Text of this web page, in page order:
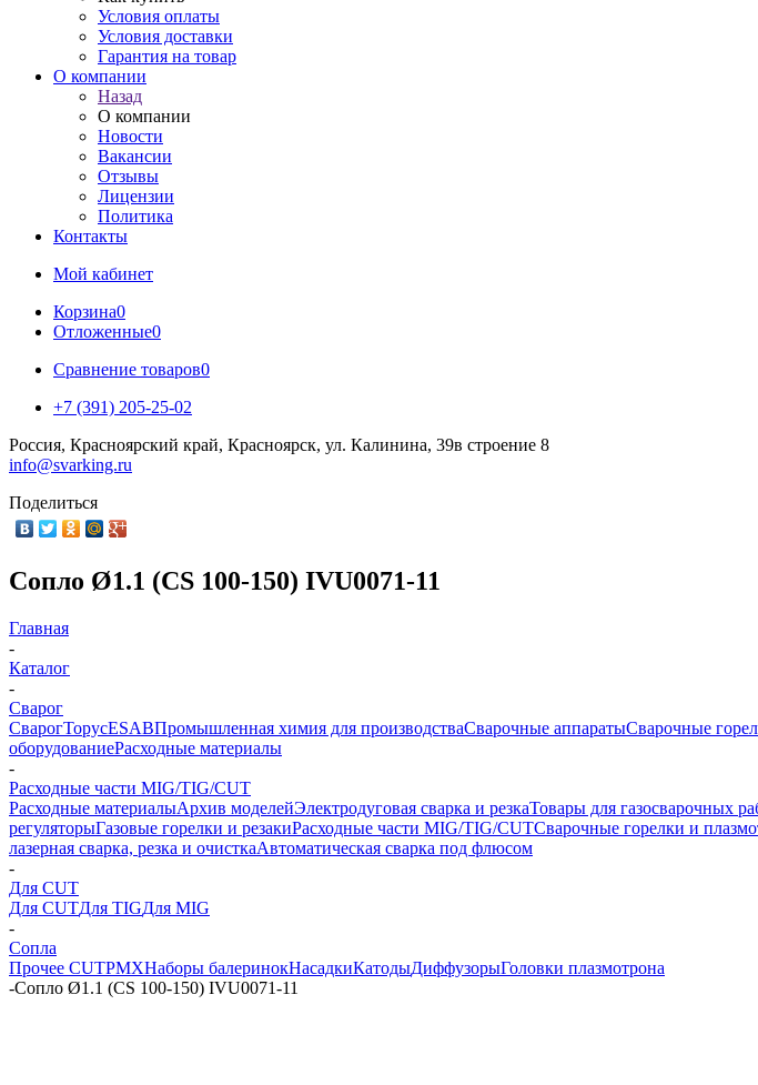
Условия оплаты
Условия доставки
Гарантия на товар
О компании
Назад
О компании
Новости
Вакансии
Отзывы
Лицензии
Политика
Контакты
Мой кабинет
Корзина0
Отложенные0
Сравнение товаров0
+7 (391) 205-25-02
Россия, Красноярский край, Красноярск, ул. Калинина, 39в строение 8
info@svarking.ru
Поделиться
Сопло Ø1.1 (CS 100-150) IVU0071-11
Главная
-
Каталог
-
Сварог
СварогТорусESABПромышленная химия для производстваСварочные аппаратыСварочные
оборудованиеРасходные материалы
-
Расходные части MIG/TIG/CUT
Расходные материалыАрхив моделейЭлектродуговая сварка и резкаТовары для газосварочных
регуляторыГазовые горелки и резакиРасходные части MIG/TIG/CUTСварочные горелки и
лазерная сварка, резка и очисткаАвтоматическая сварка под флюсом
-
Для CUT
Для CUTДля TIGДля MIG
-
Сопла
Прочее CUTPMXНаборы балеринокНасадкиКатодыДиффузорыГоловки плазмотрона
-Сопло Ø1.1 (CS 100-150) IVU0071-11